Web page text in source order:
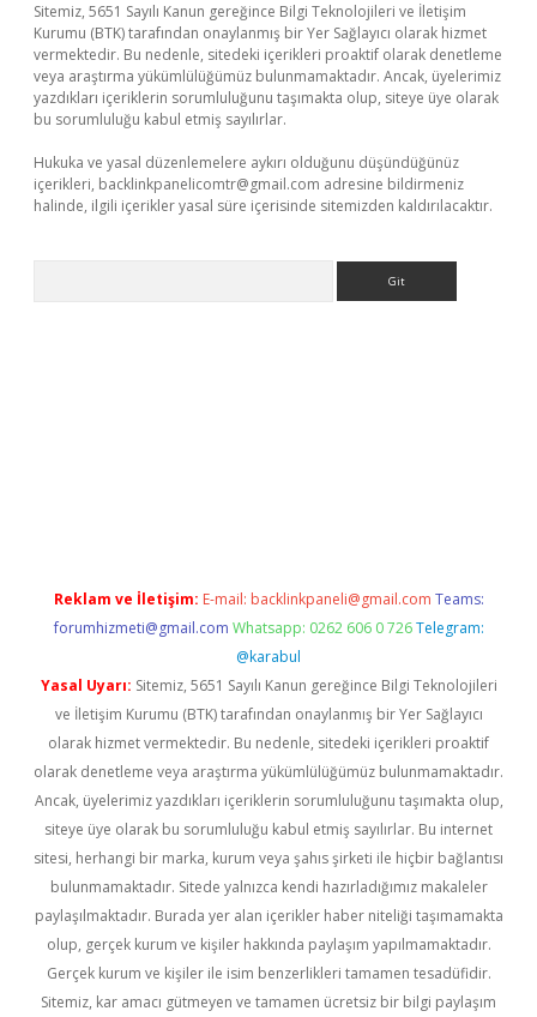
Sitemiz, 5651 Sayılı Kanun gereğince Bilgi Teknolojileri ve İletişim
Kurumu (BTK) tarafından onaylanmış bir Yer Sağlayıcı olarak hizmet
vermektedir. Bu nedenle, sitedeki içerikleri proaktif olarak denetleme
veya araştırma yükümlülüğümüz bulunmamaktadır. Ancak, üyelerimiz
yazdıkları içeriklerin sorumluluğunu taşımakta olup, siteye üye olarak
bu sorumluluğu kabul etmiş sayılırlar.
Hukuka ve yasal düzenlemelere aykırı olduğunu düşündüğünüz
içerikleri, backlinkpanelicomtr@gmail.com adresine bildirmeniz
halinde, ilgili içerikler yasal süre içerisinde sitemizden kaldırılacaktır.
Reklam ve İletişim: E-mail: backlinkpaneli@gmail.com Teams:
forumhizmeti@gmail.com Whatsapp: 0262 606 0 726 Telegram:
@karabul
Yasal Uyarı: Sitemiz, 5651 Sayılı Kanun gereğince Bilgi Teknolojileri
ve İletişim Kurumu (BTK) tarafından onaylanmış bir Yer Sağlayıcı
olarak hizmet vermektedir. Bu nedenle, sitedeki içerikleri proaktif
olarak denetleme veya araştırma yükümlülüğümüz bulunmamaktadır.
Ancak, üyelerimiz yazdıkları içeriklerin sorumluluğunu taşımakta olup,
siteye üye olarak bu sorumluluğu kabul etmiş sayılırlar. Bu internet
sitesi, herhangi bir marka, kurum veya şahıs şirketi ile hiçbir bağlantısı
bulunmamaktadır. Sitede yalnızca kendi hazırladığımız makaleler
paylaşılmaktadır. Burada yer alan içerikler haber niteliği taşımamakta
olup, gerçek kurum ve kişiler hakkında paylaşım yapılmamaktadır.
Gerçek kurum ve kişiler ile isim benzerlikleri tamamen tesadüfidir.
Sitemiz, kar amacı gütmeyen ve tamamen ücretsiz bir bilgi paylaşım